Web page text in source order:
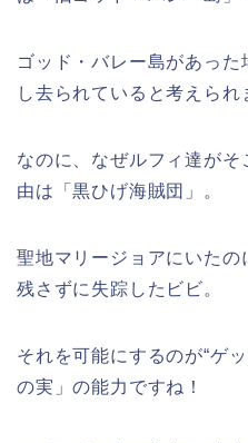
ゴッド・バレー島があっ
し去られていると考えられ
なのに、なぜルフィ達が
由は「黒ひげ海賊団」。
聖地マリージョアにいたの
残さずに失踪したビビ。
それを可能にするのが“ゲ
の実」の能力ですね！